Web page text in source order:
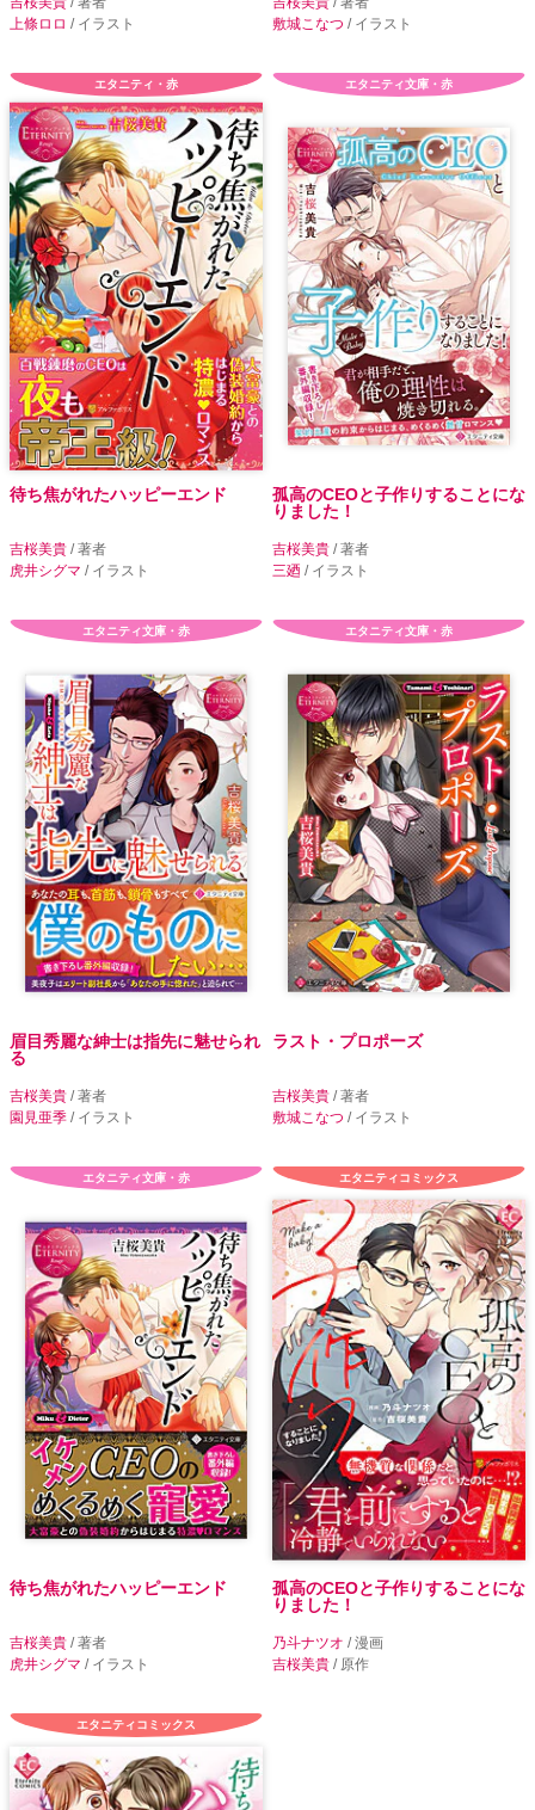
上條ロロ / イラスト
敷城こなつ / イラスト
エタニティ・赤
待ち焦がれたハッピーエンド
吉桜美貴 / 著者
虎井シグマ / イラスト
エタニティ文庫・赤
孤高のCEOと子作りすることにな
りました！
吉桜美貴 / 著者
三廼 / イラスト
エタニティ文庫・赤
眉目秀麗な紳士は指先に魅せられ
る
吉桜美貴 / 著者
園見亜季 / イラスト
エタニティ文庫・赤
ラスト・プロポーズ
吉桜美貴 / 著者
敷城こなつ / イラスト
エタニティ文庫・赤
待ち焦がれたハッピーエンド
吉桜美貴 / 著者
虎井シグマ / イラスト
エタニティコミックス
孤高のCEOと子作りすることにな
りました！
乃斗ナツオ / 漫画
吉桜美貴 / 原作
エタニティコミックス